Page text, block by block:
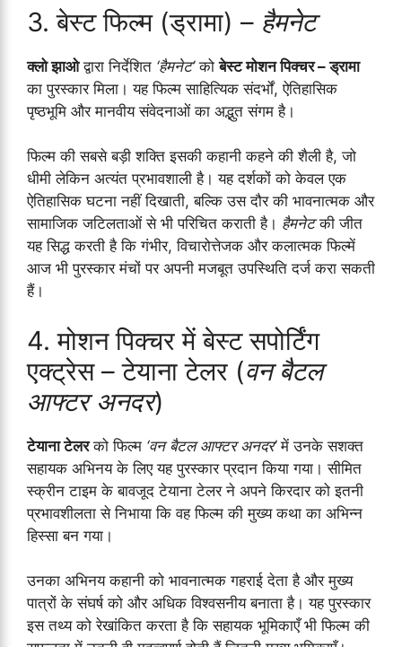
3. बेस्ट फिल्म (ड्रामा) – हैमनेट
क्लो झाओद्वारा निर्देशित ‘हैमनेट’कोबेस्ट मोशन पिक्चर – ड्रामा
का पुरस्कार मिला। यह फिल्म साहित्यिक संदर्भों, ऐतिहासिक
पृष्ठभूमि और मानवीय संवेदनाओं का अद्भुत संगम है।
फिल्म की सबसे बड़ी शक्ति इसकी कहानी कहने की शैली है, जो
धीमी लेकिन अत्यंत प्रभावशाली है। यह दर्शकों को केवल एक
ऐतिहासिक घटना नहीं दिखाती, बल्कि उस दौर की भावनात्मक और
सामाजिक जटिलताओं से भी परिचित कराती है। हैमनेटकी जीत
यह सिद्ध करती है कि गंभीर, विचारोत्तेजक और कलात्मक फिल्में
आज भी पुरस्कार मंचों पर अपनी मजबूत उपस्थिति दर्ज करा सकती
हैं।
4. मोशन पिक्चर में बेस्ट सपोर्टिंग
एक्ट्रेस – टेयाना टेलर (वन बैटल
आफ्टर अनदर)
टेयाना टेलरको फिल्म ‘वन बैटल आफ्टर अनदर’में उनके सशक्त
सहायक अभिनय के लिए यह पुरस्कार प्रदान किया गया। सीमित
स्क्रीन टाइम के बावजूद टेयाना टेलर ने अपने किरदार को इतनी
प्रभावशीलता से निभाया कि वह फिल्म की मुख्य कथा का अभिन्न
हिस्सा बन गया।
उनका अभिनय कहानी को भावनात्मक गहराई देता है और मुख्य
पात्रों के संघर्ष को और अधिक विश्वसनीय बनाता है। यह पुरस्कार
इस तथ्य को रेखांकित करता है कि सहायक भूमिकाएँ भी फिल्म की